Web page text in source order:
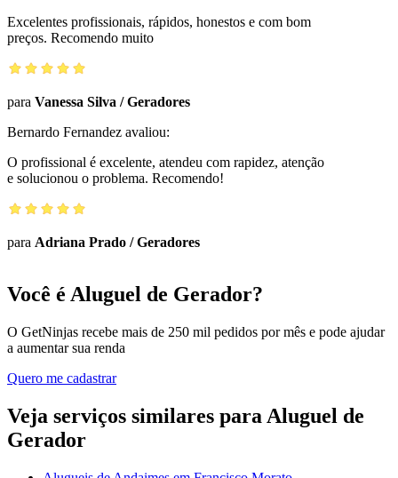
Excelentes profissionais, rápidos, honestos e com bom
preços. Recomendo muito
para Vanessa Silva /Geradores
Bernardo Fernandez avaliou:
O profissional é excelente, atendeu com rapidez, atenção
e solucionou o problema. Recomendo!
para Adriana Prado /Geradores
Você é Aluguel de Gerador?
O GetNinjas recebe mais de 250 mil pedidos por mês e pode ajudar
a aumentar sua renda
Quero me cadastrar
Veja serviços similares para Aluguel de
Gerador